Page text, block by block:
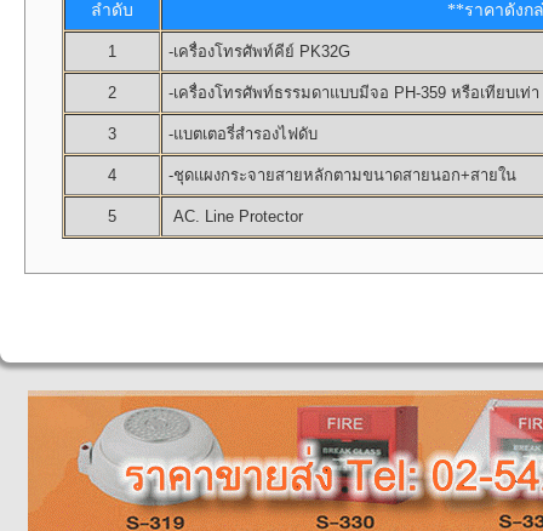
ลำดับ **ราคาดังก
1 -เครื่องโทรศัพท์คีย์ PK32G
2 -เครื่องโทรศัพท์ธรรมดาแบบมีจอ PH-359 หรือเทียบเท่
3 -แบตเตอรี่สำรองไฟดับ
4 -ชุดแผงกระจายสายหลักตามขนาดสายนอก+สายใน
5 AC. Line Protector